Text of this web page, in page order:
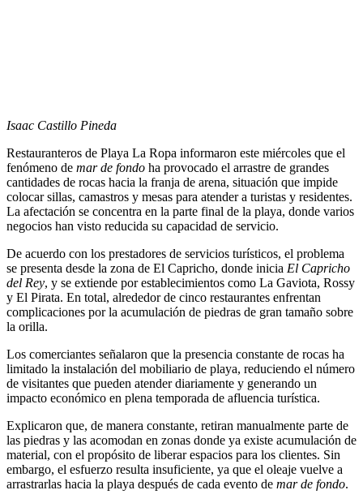
Isaac Castillo Pineda
Restauranteros de Playa La Ropa informaron este miércoles que el
fenómeno de mar de fondo ha provocado el arrastre de grandes
cantidades de rocas hacia la franja de arena, situación que impide
colocar sillas, camastros y mesas para atender a turistas y residentes.
La afectación se concentra en la parte final de la playa, donde varios
negocios han visto reducida su capacidad de servicio.
De acuerdo con los prestadores de servicios turísticos, el problema
se presenta desde la zona de El Capricho, donde inicia El Capricho
del Rey, y se extiende por establecimientos como La Gaviota, Rossy
y El Pirata. En total, alrededor de cinco restaurantes enfrentan
complicaciones por la acumulación de piedras de gran tamaño sobre
la orilla.
Los comerciantes señalaron que la presencia constante de rocas ha
limitado la instalación del mobiliario de playa, reduciendo el número
de visitantes que pueden atender diariamente y generando un
impacto económico en plena temporada de afluencia turística.
Explicaron que, de manera constante, retiran manualmente parte de
las piedras y las acomodan en zonas donde ya existe acumulación de
material, con el propósito de liberar espacios para los clientes. Sin
embargo, el esfuerzo resulta insuficiente, ya que el oleaje vuelve a
arrastrarlas hacia la playa después de cada evento de mar de fondo.